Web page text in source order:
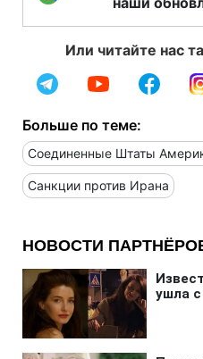
Или читайте нас
Больше по теме:
Соединенные Штаты
Санкции против Ирана